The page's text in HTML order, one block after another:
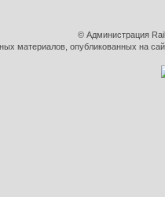
© Администрация
материалов, опубликованных на